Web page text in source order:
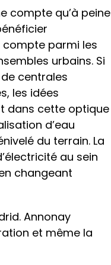
compte qu’à peine
compte parmi les
urbains. Si
centrales
les idées
dans cette optique
d’eau
du terrain. La
au sein
changeant
Annonay
et même la